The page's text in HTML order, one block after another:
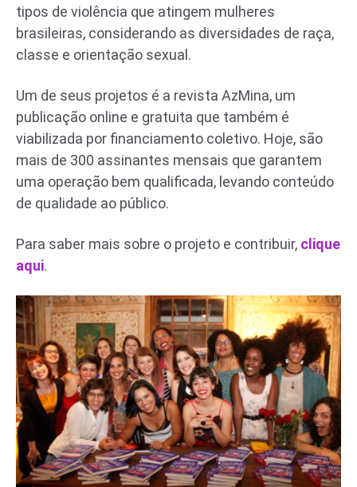
tipos de violência que atingem mulheres
brasileiras, considerando as diversidades de raça,
classe e orientação sexual.
Um de seus projetos é a revista AzMina, um
publicação online e gratuita que também é
viabilizada por financiamento coletivo. Hoje, são
mais de 300 assinantes mensais que garantem
uma operação bem qualificada, levando conteúdo
de qualidade ao público.
Para saber mais sobre o projeto e contribuir, clique
aqui.